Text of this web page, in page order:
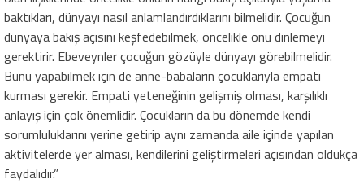
baktıkları, dünyayı nasıl anlamlandırdıklarını bilmelidir. Çocuğun
dünyaya bakış açısını keşfedebilmek, öncelikle onu dinlemeyi
gerektirir. Ebeveynler çocuğun gözüyle dünyayı görebilmelidir.
Bunu yapabilmek için de anne-babaların çocuklarıyla empati
kurması gerekir. Empati yeteneğinin gelişmiş olması, karşılıklı
anlayış için çok önemlidir. Çocukların da bu dönemde kendi
sorumluluklarını yerine getirip aynı zamanda aile içinde yapılan
aktivitelerde yer alması, kendilerini geliştirmeleri açısından oldukça
faydalıdır.”